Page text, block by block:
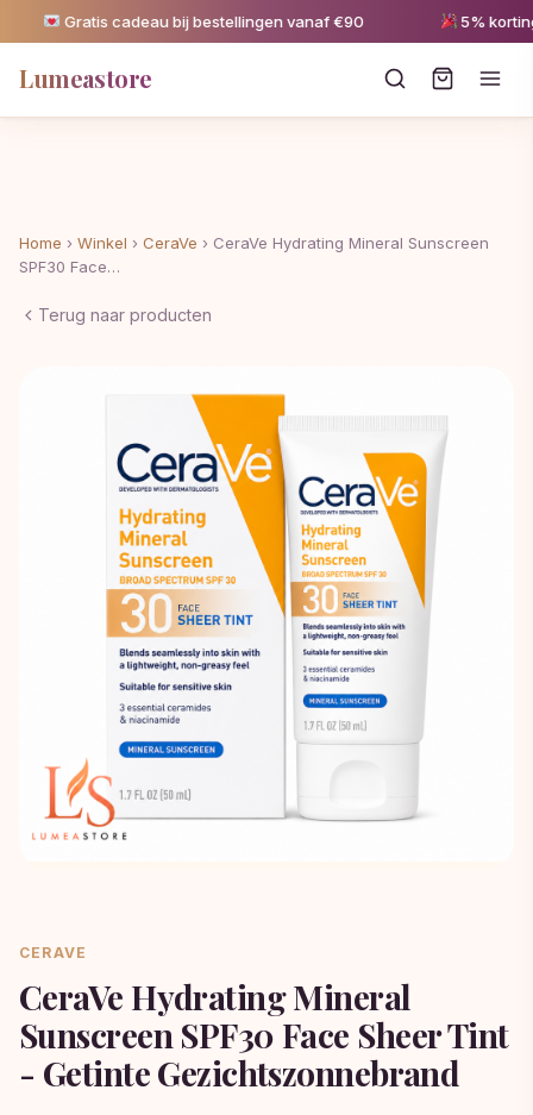
Gratis cadeau bij bestellingen vanaf €90 5% korting
Lumeastore
Home › Winkel › CeraVe › CeraVe Hydrating Mineral Sunscreen
SPF30 Face…
Terug naar producten
CERAVE
CeraVe Hydrating Mineral
Sunscreen SPF30 Face Sheer Tint
- Getinte Gezichtszonnebrand